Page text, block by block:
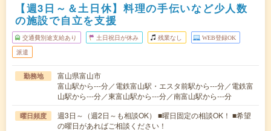
【週3日～＆土日休】料理の手伝いなど少人数
の施設で自立を支援
交通費別途支給あり 土日祝日が休み 残業なし WEB登録OK
派遣
勤務地
富山県富山市
富山駅から---分／電鉄富山駅・エスタ前駅から---分／電鉄富
山駅から---分／東富山駅から---分／南富山駅から---分
曜日頻度
週3日～（週2日～も相談OK） ■曜日固定の相談OK！ ■希望
の曜日があればご相談ください！